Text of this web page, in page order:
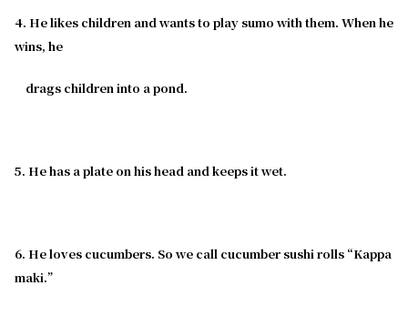
4. He likes children and wants to play sumo with them. When he
wins, he
drags children into a pond.
5. He has a plate on his head and keeps it wet.
6. He loves cucumbers. So we call cucumber sushi rolls “Kappa
maki.”